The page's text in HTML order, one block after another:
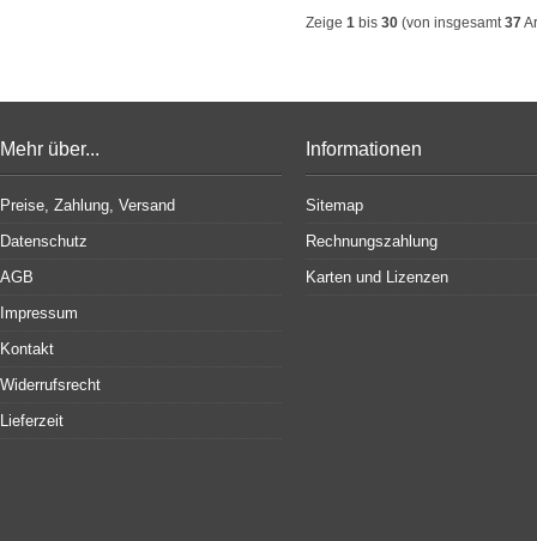
Zeige 1 bis 30 (von insgesamt37
Mehr über...
Preise, Zahlung, Versand
Datenschutz
AGB
Impressum
Kontakt
Widerrufsrecht
Lieferzeit
Informationen
Sitemap
Rechnungszahlung
Karten und Lizenzen